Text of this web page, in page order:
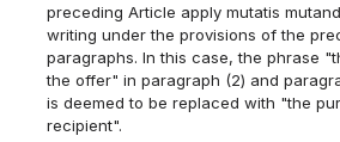
preceding Article apply mutatis
writing under the provisions of the
paragraphs. In this case, the phrase
the offer" in paragraph (2) and
is deemed to be replaced with "the
recipient".